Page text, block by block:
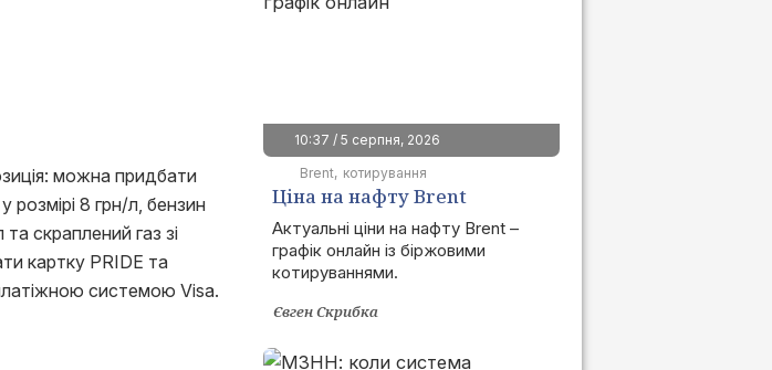
можна придбати
8 грн/л, бензин
скраплений газ зі
картку PRIDE та
системою Visa.
10:37 / 5 серпня, 2026
Brent котирування
Ціна на нафту Brent
сьогодні | графік онлайн
Актуальні ціни на нафту Brent –
графік онлайн із біржовими
котируваннями.
Євген Скрибка